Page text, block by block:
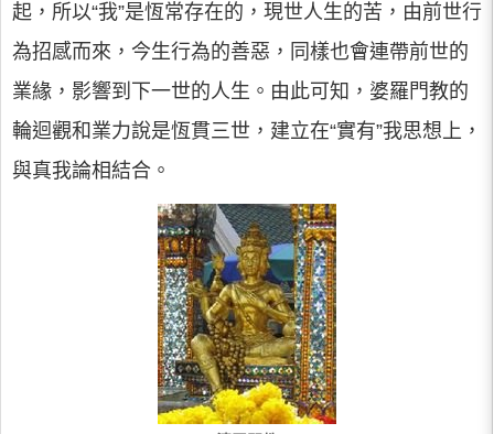
起，所以“我”是恆常存在的，現世人生的苦，由前世行
為招感而來，今生行為的善惡，同樣也會連帶前世的
業緣，影響到下一世的人生。由此可知，婆羅門教的
輪迴觀和業力說是恆貫三世，建立在“實有”我思想上，
與真我論相結合。